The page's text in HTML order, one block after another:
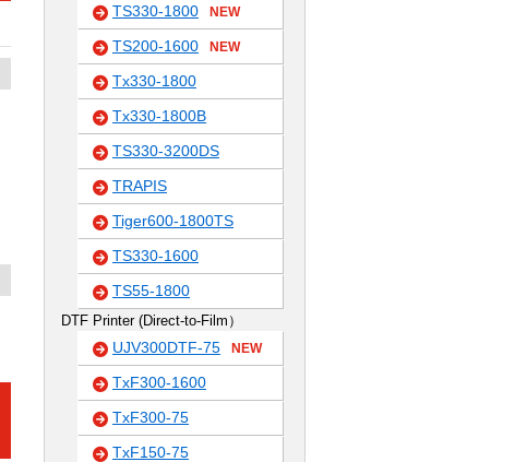
TS330-1800 NEW
TS200-1600 NEW
Tx330-1800
Tx330-1800B
TS330-3200DS
TRAPIS
Tiger600-1800TS
TS330-1600
TS55-1800
DTF Printer (Direct-to-Film）
UJV300DTF-75 NEW
TxF300-1600
TxF300-75
TxF150-75